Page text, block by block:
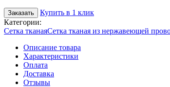
Заказать
Купить в 1 клик
Категории:
Сетка тканаяСетка тканая из нержавеющей
Описание товара
Характеристики
Оплата
Доставка
Отзывы